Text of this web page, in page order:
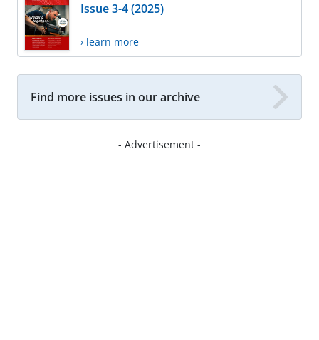
Issue 3-4 (2025)
› learn more
Find more issues in our archive
- Advertisement -